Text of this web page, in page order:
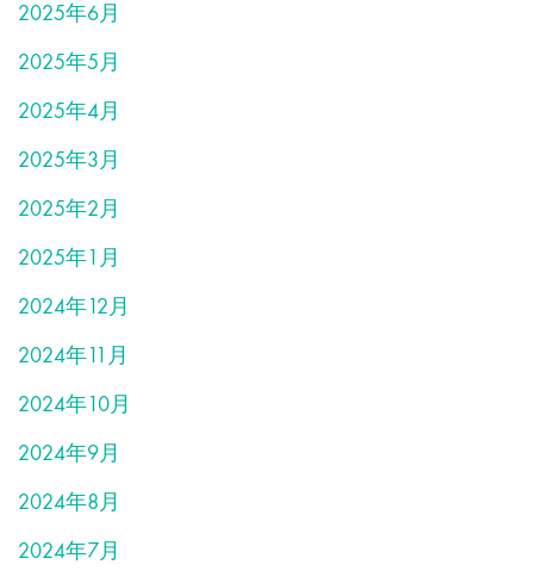
2025年6月
2025年5月
2025年4月
2025年3月
2025年2月
2025年1月
2024年12月
2024年11月
2024年10月
2024年9月
2024年8月
2024年7月